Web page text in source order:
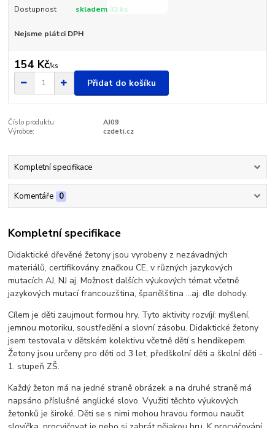
Dostupnost skladem 33 ks
Nejsme plátci DPH
154 Kč/ks
Přidat do košíku
Číslo produktu:
AJ09
Výrobce:
czdeti.cz
Kompletní specifikace
Komentáře 0
Kompletní specifikace
Didaktické dřevěné žetony jsou vyrobeny z nezávadných
materiálů, certifikovány značkou CE, v různých jazykových
mutacích AJ, NJ aj. Možnost dalších výukových témat včetně
jazykových mutací francouzština, španělština ...aj. dle dohody.
Cílem je děti zaujmout formou hry. Tyto aktivity rozvíjí: myšlení,
jemnou motoriku, soustředění a slovní zásobu. Didaktické žetony
jsem testovala v dětském kolektivu včetně dětí s hendikepem.
Žetony jsou určeny pro děti od 3 let, předškolní děti a školní děti -
1. stupeň ZŠ.
Každý žeton má na jedné straně obrázek a na druhé straně má
napsáno příslušné anglické slovo. Využití těchto výukových
žetonků je široké. Děti se s nimi mohou hravou formou naučit